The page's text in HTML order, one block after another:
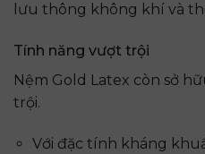
lưu thông không khí và
Tính năng vượt trội
Nệm Gold Latex còn sở
trội.
Với đặc tính kháng